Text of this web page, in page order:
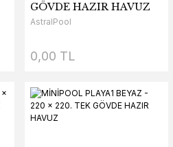
GÖVDE HAZIR HAVUZ
AstralPool
0,00 TL